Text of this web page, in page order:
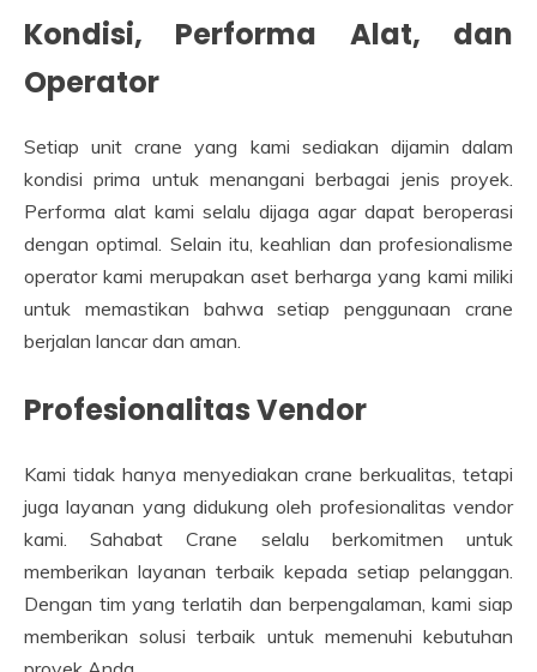
Kondisi, Performa Alat, dan
Operator
Setiap unit crane yang kami sediakan dijamin dalam
kondisi prima untuk menangani berbagai jenis proyek.
Performa alat kami selalu dijaga agar dapat beroperasi
dengan optimal. Selain itu, keahlian dan profesionalisme
operator kami merupakan aset berharga yang kami miliki
untuk memastikan bahwa setiap penggunaan crane
berjalan lancar dan aman.
Profesionalitas Vendor
Kami tidak hanya menyediakan crane berkualitas, tetapi
juga layanan yang didukung oleh profesionalitas vendor
kami. Sahabat Crane selalu berkomitmen untuk
memberikan layanan terbaik kepada setiap pelanggan.
Dengan tim yang terlatih dan berpengalaman, kami siap
memberikan solusi terbaik untuk memenuhi kebutuhan